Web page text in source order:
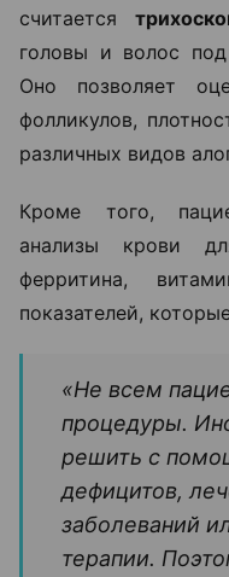
считается
головы и волос
Оно позволяет
фолликулов,
различных видов
Кроме того,
анализы крови
ферритина,
показателей,
«Не всем
процедуры.
решить с
дефицитов,
заболеваний
терапии.